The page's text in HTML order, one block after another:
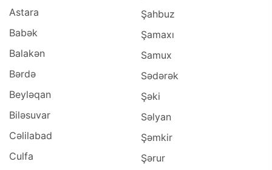
Astara
Babək
Balakən
Bərdə
Beyləqan
Biləsuvar
Cəlilabad
Culfa
Şahbuz
Şamaxı
Samux
Sədərək
Şəki
Səlyan
Şəmkir
Şərur